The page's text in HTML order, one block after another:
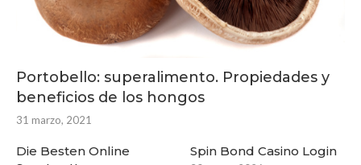
Portobello: superalimento. Propiedades y
beneficios de los hongos
31 marzo, 2021
Die Besten Online
Spin Bond Casino Login